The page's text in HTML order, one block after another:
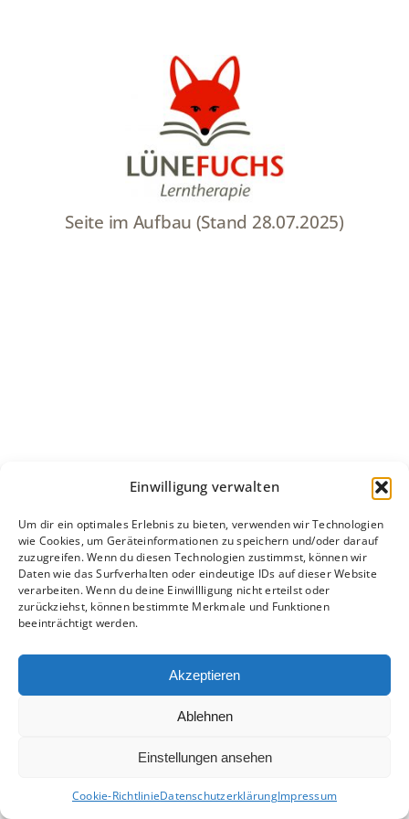
Einwilligung verwalten
Um dir ein optimales Erlebnis zu bieten, verwenden wir Technologien
wie Cookies, um Geräteinformationen zu speichern und/oder darauf
zuzugreifen. Wenn du diesen Technologien zustimmst, können wir
Daten wie das Surfverhalten oder eindeutige IDs auf dieser Website
verarbeiten. Wenn du deine Einwillligung nicht erteilst oder
zurückziehst, können bestimmte Merkmale und Funktionen
beeinträchtigt werden.
Akzeptieren
Ablehnen
Einstellungen ansehen
Cookie-RichtlinieDatenschutzerklärungImpressum
Seite im Aufbau (Stand 28.07.2025)